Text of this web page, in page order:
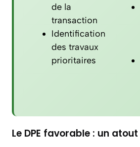
de la
transaction
Identification
des travaux
prioritaires
Le DPE favorable : un